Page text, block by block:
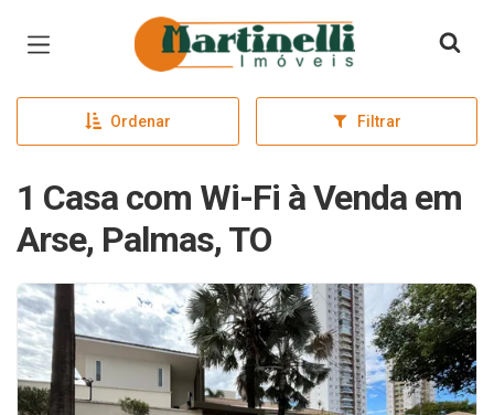
Página inicial
Ordenar Filtrar
1 Casa com Wi-Fi à Venda em
Arse, Palmas, TO